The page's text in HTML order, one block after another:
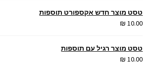
טסט מוצר חדש אקספורט תוספות
₪ 10.00
טסט מוצר רגיל עם תוספות
₪ 10.00